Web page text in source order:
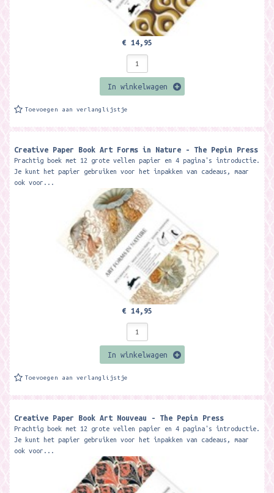
€ 14,95
In winkelwagen
Toevoegen aan verlanglijstje
Creative Paper Book Art Forms in Nature - The Pepin Press
Prachtig boek met 12 grote vellen papier en 4 pagina's introductie.
Je kunt het papier gebruiken voor het inpakken van cadeaus, maar
ook voor...
€ 14,95
In winkelwagen
Toevoegen aan verlanglijstje
Creative Paper Book Art Nouveau - The Pepin Press
Prachtig boek met 12 grote vellen papier en 4 pagina's introductie.
Je kunt het papier gebruiken voor het inpakken van cadeaus, maar
ook voor...